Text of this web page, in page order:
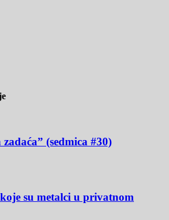
(sedmica #30)
su metalci u privatnom